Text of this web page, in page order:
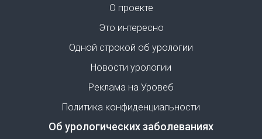
О проекте
Это интересно
Одной строкой об урологии
Новости урологии
Реклама на Уровеб
Политика конфиденциальности
Об урологических заболеваниях